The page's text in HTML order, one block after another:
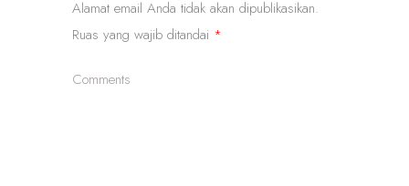
Alamat email Anda tidak akan dipublikasikan.
Ruas yang wajib ditandai *